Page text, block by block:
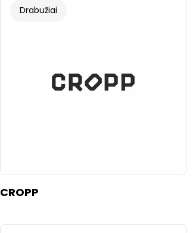
Drabužiai
CROPP